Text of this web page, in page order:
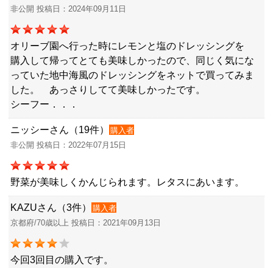
非公開 投稿日：2024年09月11日
オリーブ園へ行った時にレモンと塩のドレッシングを
購入して帰ってとても美味しかったので、同じく気にな
っていた地中海風のドレッシングをネットで買ってみま
した。 あっさりしてて美味しかったです。
シーフー．．．
ニッシーさん（19件）
購入者
非公開 投稿日：2022年07月15日
野菜が美味しくかんじられます。レタスにあいます。
KAZUさん（3件）
購入者
京都府/70歳以上 投稿日：2021年09月13日
今回3回目の購入です。